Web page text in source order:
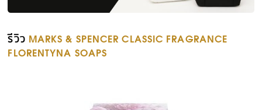
รีวิว MARKS & SPENCER CLASSIC FRAGRANCE
FLORENTYNA SOAPS